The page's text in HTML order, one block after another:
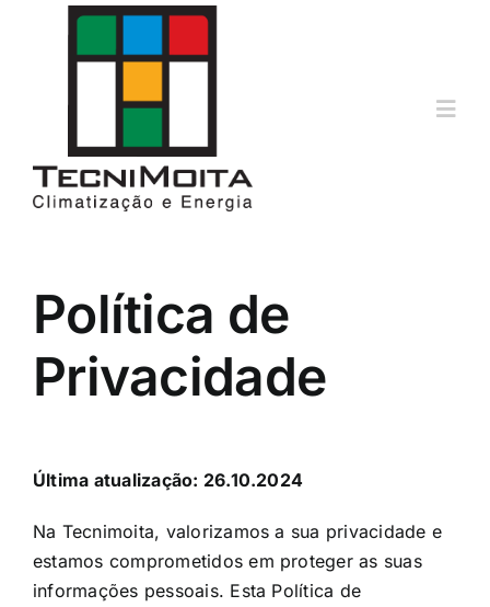
Ar Condicionado
Contactos
Política de
Privacidade
Última atualização: 26.10.2024
Na Tecnimoita, valorizamos a sua privacidade e
estamos comprometidos em proteger as suas
informações pessoais. Esta Política de